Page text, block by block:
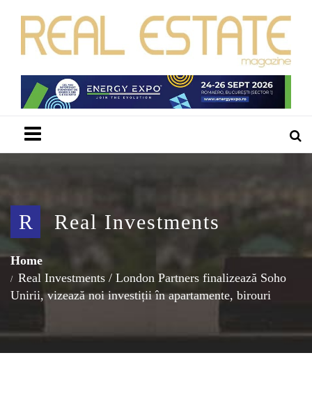
R Real Investments
Home
Real Investments / London Partners finalizează Soho
Unirii, vizează noi investiții în apartamente, birouri